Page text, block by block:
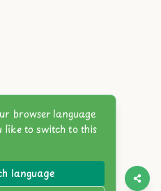
browser language
like to switch to this
language